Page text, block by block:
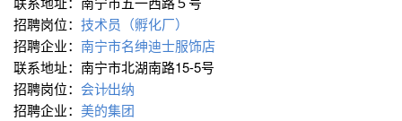
招聘岗位： 技术员（孵化厂）
招聘企业： 南宁市名绅迪士服饰店
联系地址：南宁市北湖南路15-5号
招聘岗位： 会计∕出纳
招聘企业： 美的集团